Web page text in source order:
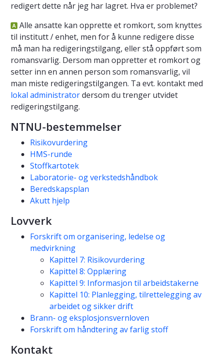
redigert dette når jeg har lagret. Hva er problemet?
Alle ansatte kan opprette et romkort, som knyttes
til institutt / enhet, men for å kunne redigere disse
må man ha redigeringstilgang, eller stå oppført som
romansvarlig. Dersom man oppretter et romkort og
setter inn en annen person som romansvarlig, vil
man miste redigeringstilgangen. Ta evt. kontakt med
lokal administratordersom du trenger utvidet
redigeringstilgang.
NTNU-bestemmelser
Risikovurdering
HMS-runde
Stoffkartotek
Laboratorie- og verkstedshåndbok
Beredskapsplan
Akutt hjelp
Lovverk
Forskrift om organisering, ledelse og
medvirkning
Kapittel 7: Risikovurdering
Kapittel 8: Opplæring
Kapittel 9: Informasjon til arbeidstakerne
Kapittel 10: Planlegging, tilrettelegging av
arbeidet og sikker drift
Brann- og eksplosjonsvernloven
Forskrift om håndtering av farlig stoff
Kontakt